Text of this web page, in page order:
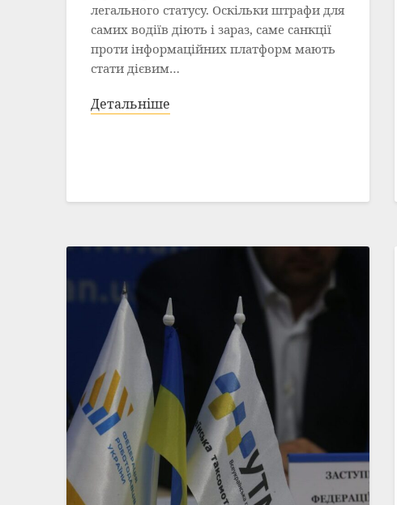
легального статусу. Оскільки штрафи для
самих водіїв діють і зараз, саме санкції
проти інформаційних платформ мають
стати дієвим…
Детальніше